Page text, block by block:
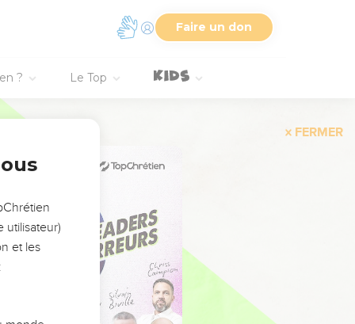
Faire un don
? Le Top
FERMER
utilisateur)
et les